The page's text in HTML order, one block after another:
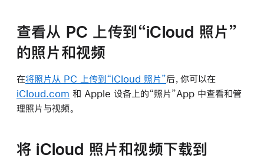
查看从 PC 上传到“iCloud 照片”
的照片和视频
在将照片从 PC 上传到“iCloud 照片”后，你可以在
iCloud.com 和 Apple 设备上的“照片”App 中查看和管
理照片与视频。
将 iCloud 照片和视频下载到